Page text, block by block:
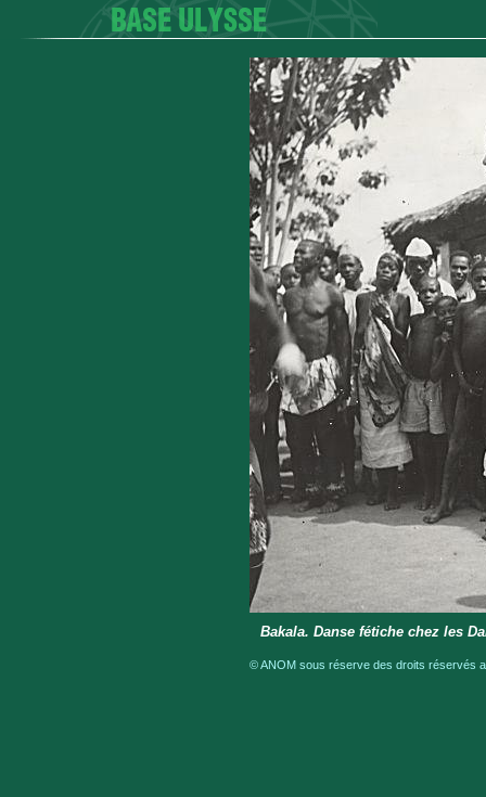
Bakala. Danse fétiche chez les
© ANOM sous réserve des droits réservés